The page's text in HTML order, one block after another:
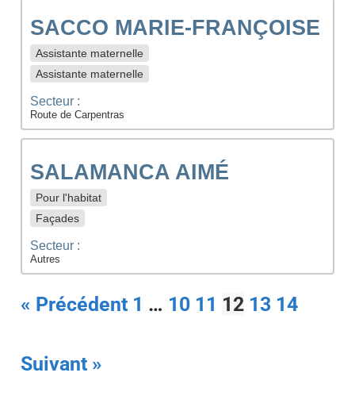
SACCO MARIE-FRANÇOISE
Assistante maternelle
Assistante maternelle
Secteur :
Route de Carpentras
SALAMANCA AIMÉ
Pour l'habitat
Façades
Secteur :
Autres
« Précédent 1 … 10 11 12 13 14
Suivant »